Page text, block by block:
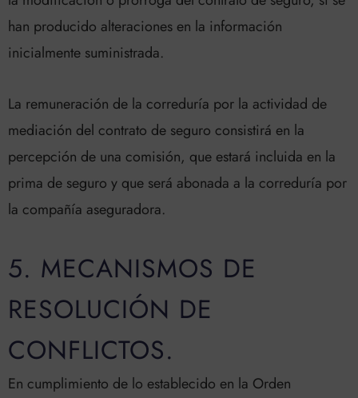
han producido alteraciones en la información
inicialmente suministrada.
La remuneración de la correduría por la actividad de
mediación del contrato de seguro consistirá en la
percepción de una comisión, que estará incluida en la
prima de seguro y que será abonada a la correduría por
la compañía aseguradora.
5. MECANISMOS DE
RESOLUCIÓN DE
CONFLICTOS.
En cumplimiento de lo establecido en la Orden